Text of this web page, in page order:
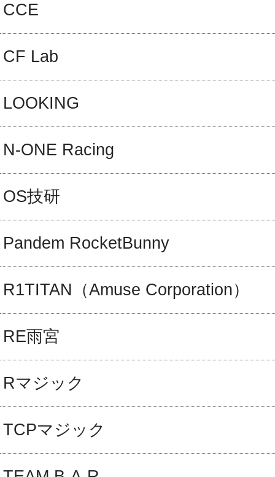
CCE
CF Lab
LOOKING
N-ONE Racing
OS技研
Pandem RocketBunny
R1TITAN（Amuse Corporation）
RE雨宮
Rマジック
TCPマジック